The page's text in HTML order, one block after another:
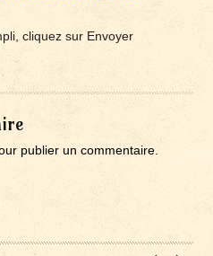
cliquez sur Envoyer
publier un commentaire.